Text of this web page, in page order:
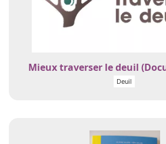
Mieux traverser le deuil
Deuil